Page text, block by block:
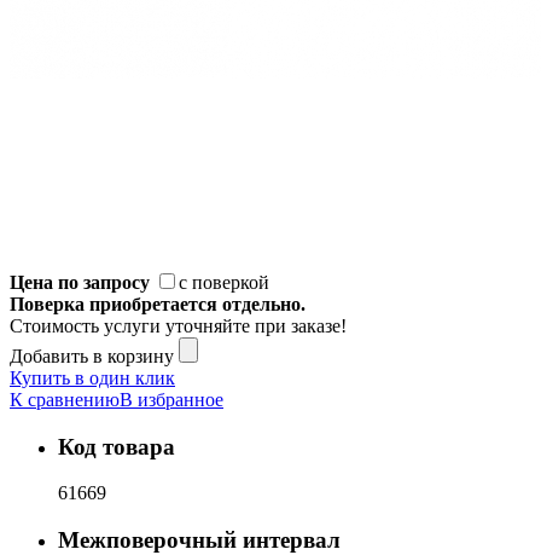
Цена по запросу
с поверкой
Поверка приобретается отдельно.
Стоимость услуги уточняйте при заказе!
Добавить в корзину
Купить в один клик
К сравнениюВ избранное
Код товара
61669
Межповерочный интервал